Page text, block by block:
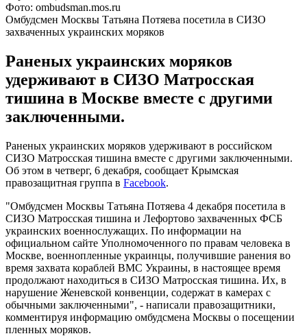
Фото: ombudsman.mos.ru
Омбудсмен Москвы Татьяна Потяева посетила в СИЗО
захваченных украинских моряков
Раненых украинских моряков
удерживают в СИЗО Матросская
тишина в Москве вместе с другими
заключенными.
Раненых украинских моряков удерживают в российском
СИЗО Матросская тишина вместе с другими заключенными.
Об этом в четверг, 6 декабря, сообщает Крымская
правозащитная группа в Facebook.
"Омбудсмен Москвы Татьяна Потяева 4 декабря посетила в
СИЗО Матросская тишина и Лефортово захваченных ФСБ
украинских военнослужащих. По информации на
официальном сайте Уполномоченного по правам человека в
Москве, военнопленные украинцы, получившие ранения во
время захвата кораблей ВМС Украины, в настоящее время
продолжают находиться в СИЗО Матросская тишина. Их, в
нарушение Женевской конвенции, содержат в камерах с
обычными заключенными", - написали правозащитники,
комментируя информацию омбудсмена Москвы о посещении
пленных моряков.